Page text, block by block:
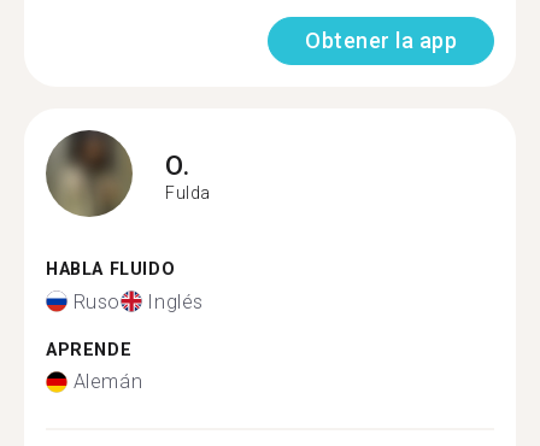
Obtener la app
O.
Fulda
HABLA FLUIDO
Ruso Inglés
APRENDE
Alemán